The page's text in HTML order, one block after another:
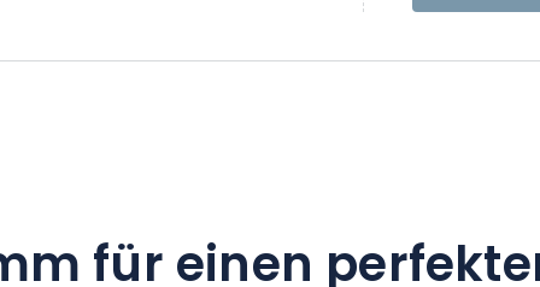
Modernität. Die Gerichte entwickeln sich
um Ihnen stets frische Produkte
für einen